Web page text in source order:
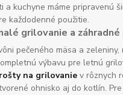
a kuchyne máme pripravenú
každodenné použitie.
grilovanie a
pečeného mäsa a zeleniny,
výbavu pre letnú
rošty na grilovanie v rôznych
ohnisko aj do kotlín.